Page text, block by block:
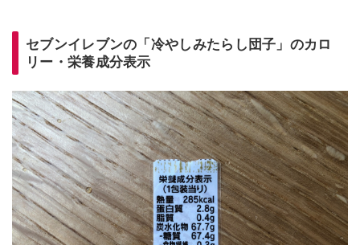
セブンイレブンの「冷やしみたらし団子」のカロ
リー・栄養成分表示